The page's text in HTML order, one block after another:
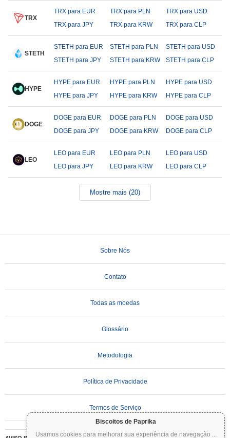
Biscoitos de Paprika
Usamos cookies para melhorar sua experiência de navegação ...
TRX
TRX para EUR TRX para PLN
TRX para USD
TRX para JPY
TRX para KRW TRX para CLP
STETH
STETH para EUR STETH para PLN
STETH para USD
STETH para JPY
STETH para KRW STETH para CLP
HYPE
HYPE para EUR HYPE para PLN
HYPE para USD
HYPE para JPY
HYPE para KRW HYPE para CLP
DOGE
DOGE para EUR DOGE para PLN
DOGE para USD
DOGE para JPY
DOGE para KRW DOGE para CLP
LEO
LEO para EUR LEO para PLN
LEO para USD
LEO para JPY
LEO para KRW LEO para CLP
Mostre mais (20)
Sobre Nós
Contato
Todas as moedas
Glossário
Metodologia
Política de Privacidade
Termos de Serviço